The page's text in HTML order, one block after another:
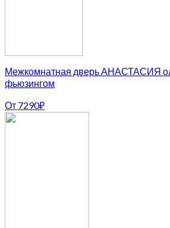
Межкомнатная дверь АНАСТАСИЯ
фьюзингом
От 7290₽